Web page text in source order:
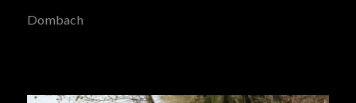
Dombach